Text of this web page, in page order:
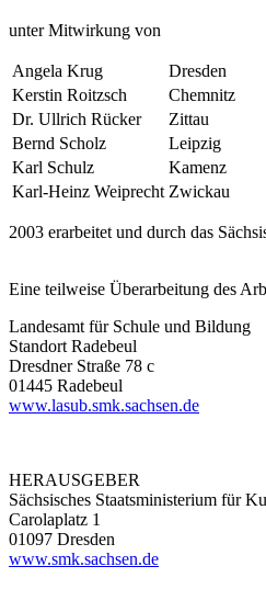
unter Mitwirkung von
Angela Krug
Dresden
Kerstin Roitzsch
Chemnitz
Dr. Ullrich Rücker
Zittau
Bernd Scholz
Leipzig
Karl Schulz
Kamenz
Karl-Heinz Weiprecht Zwickau
2003 erarbeitet und durch das
Eine teilweise Überarbeitung des
Landesamt für Schule und Bildung
Standort Radebeul
Dresdner Straße 78 c
01445 Radebeul
www.lasub.smk.sachsen.de
HERAUSGEBER
Sächsisches Staatsministerium für
Carolaplatz 1
01097 Dresden
www.smk.sachsen.de